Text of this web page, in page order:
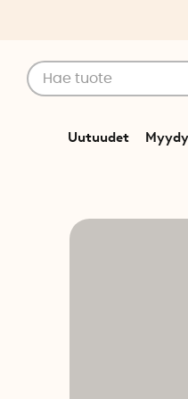
Uutuudet